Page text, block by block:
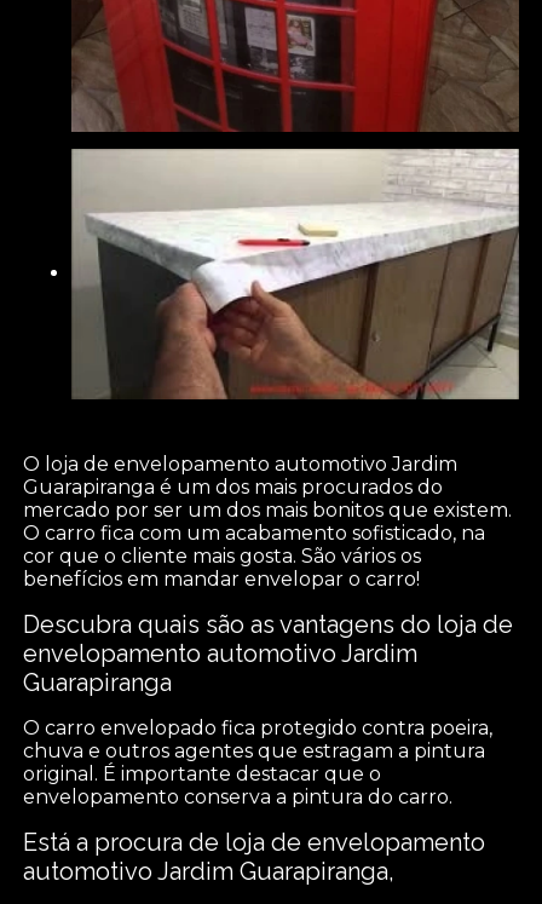
O loja de envelopamento automotivo Jardim
Guarapiranga é um dos mais procurados do
mercado por ser um dos mais bonitos que existem.
O carro fica com um acabamento sofisticado, na
cor que o cliente mais gosta. São vários os
benefícios em mandar envelopar o carro!
Descubra quais são as vantagens do loja de
envelopamento automotivo Jardim
Guarapiranga
O carro envelopado fica protegido contra poeira,
chuva e outros agentes que estragam a pintura
original. É importante destacar que o
envelopamento conserva a pintura do carro.
Está a procura de loja de envelopamento
automotivo Jardim Guarapiranga,